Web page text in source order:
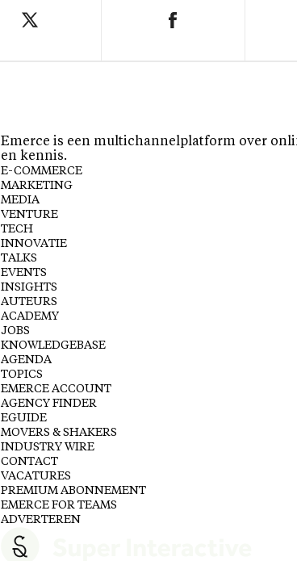
Emerce is een multichannelplatform over
en kennis.
E-COMMERCE
MARKETING
MEDIA
VENTURE
TECH
INNOVATIE
TALKS
EVENTS
INSIGHTS
AUTEURS
ACADEMY
JOBS
KNOWLEDGEBASE
AGENDA
TOPICS
EMERCE ACCOUNT
AGENCY FINDER
EGUIDE
MOVERS & SHAKERS
INDUSTRY WIRE
CONTACT
VACATURES
PREMIUM ABONNEMENT
EMERCE FOR TEAMS
ADVERTEREN